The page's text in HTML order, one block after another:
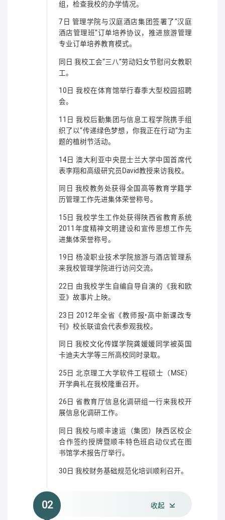
组，检查我校的办学情况。
7日 管理学院与汉庭酒店集团签署了“汉庭
酒店管理班”订单培养协议，推进旅游管理
专业订单培养教育模式。
同日 我校工会“三八”劳动妇女节慰问女教职
工。
10日 我校在体育馆举行春季大型校园招聘
会。
11日 我校后勤集团与信息工程学院携手组
织了以“传递绿色梦想，你我正在行动”为主
题的植树节活动。
14日 澳大利亚中央昆士兰大学中国首席代
表李翔和高级研究员David教授来访我校。
同日 我校教务处获得全国高等教育学籍学
历管理工作先进集体荣誉称号。
15日 我校学生工作处获得陕西省教育系统
2011年度精神文明建设和宣传思想工作先
进集体荣誉称号。
19日 杨凌职业技术学院旅游与酒店管理系
来我校管理学院进行访问交流。
22日 由我校学生自编自导自演的《我和欧
亚》故事片上映。
23日 2012年全省《教师报•高中新课改专
刊》校长联谊会代表参观我校。
同日 我校文化传媒学院龚媛媛同学被英国
卡迪夫大学等三所高校同时录取。
25日 北京理工大学软件工程硕士（MSE）
开学典礼在我校隆重召开。
26日 省教育厅信息化调研组一行来我校开
展信息化调研工作。
同日 我校与顺丰速运（集团）陕西区校企
合作签约授牌暨顺丰特色班启动仪式在图
书馆学术报告厅举行。
30日 我校财务基础规范化培训顺利召开。
02 收起